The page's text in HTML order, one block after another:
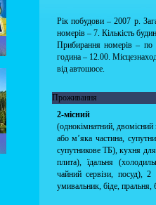
Рік побудови – 2007 р.
номерів – 7. Кількість
Прибирання номерів – по
година – 12.00.
від автошосе.
Проживання
2-місний
(однокімнатний,
або м’яка частина,
супутникове ТБ), кухня
плита), їдальня
чайний сервізи, посуд),
умивальник, біде, пральня,